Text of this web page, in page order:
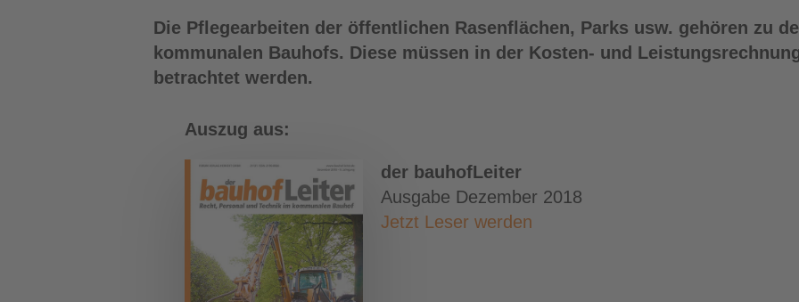
Die Pflegearbeiten der öffentlichen Rasenflächen, Parks usw. gehören zu
kommunalen Bauhofs. Diese müssen in der Kosten- und
betrachtet werden.
Auszug aus:
der bauhofLeiter
Ausgabe Dezember 2018
Jetzt Leser werden